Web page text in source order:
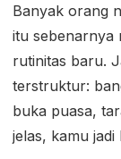
Banyak orang
itu sebenarnya
rutinitas baru.
terstruktur:
buka puasa,
jelas, kamu